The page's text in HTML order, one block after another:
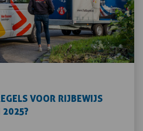
VOOR RIJBEWIJS
2025?